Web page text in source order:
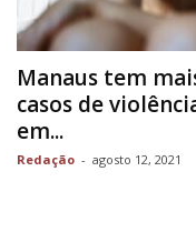
Manaus tem
casos de
em...
Redação - agosto 12, 2021